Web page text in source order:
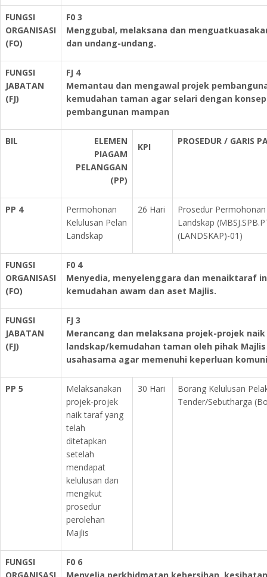
FUNGSI
ORGANISASI
(FO)
F0 3
Menggubal, melaksana dan
dan undang-undang.
FUNGSI
JABATAN
(FJ)
FJ 4
Memantau dan mengawal projek
kemudahan taman agar selari dengan
pembangunan mampan
BIL
ELEMEN
PIAGAM
PELANGGAN
(PP)
KPI
PROSEDUR / GARIS
PP 4
Permohonan
Kelulusan Pelan
Landskap
26 Hari
Prosedur
Landskap
(LANDSKAP)-01)
FUNGSI
ORGANISASI
(FO)
F0 4
Menyedia, menyelenggara dan menaiktaraf
kemudahan awam dan aset Majlis.
FUNGSI
JABATAN
(FJ)
FJ 3
Merancang dan melaksana projek-projek
landskap/kemudahan taman oleh pihak
usahasama agar memenuhi keperluan
PP 5
Melaksanakan
projek-projek
naik taraf yang
telah
ditetapkan
setelah
mendapat
kelulusan dan
mengikut
prosedur
perolehan
Majlis
30 Hari
Borang Kelulusan
Tender/Sebutharga
FUNGSI
F0 6